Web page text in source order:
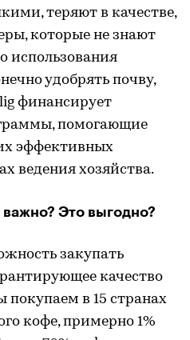
теряют в качестве,
которые не знают
использования
удобрять почву,
финансирует
помогающие
эффективных
ведения хозяйства.
Это выгодно?
закупать
качество
в 15 странах
кофе, примерно 1%